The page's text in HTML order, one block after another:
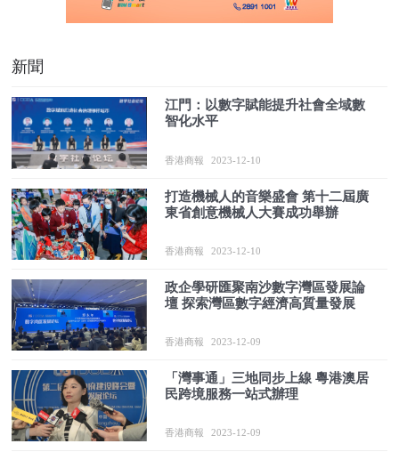
新聞
江門：以數字賦能提升社會全域數
智化水平
香港商報 2023-12-10
打造機械人的音樂盛會 第十二屆廣
東省創意機械人大賽成功舉辦
香港商報 2023-12-10
政企學研匯聚南沙數字灣區發展論
壇 探索灣區數字經濟高質量發展
香港商報 2023-12-09
「灣事通」三地同步上線 粵港澳居
民跨境服務一站式辦理
香港商報 2023-12-09